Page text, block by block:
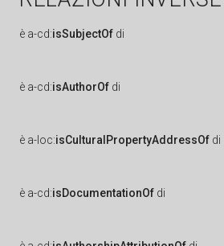
è a-cd:isSubjectOf di
è a-cd:isAuthorOf di
è a-loc:isCulturalPropertyAddressOf di
è a-cd:isDocumentationOf di